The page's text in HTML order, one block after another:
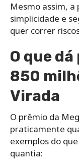
Mesmo assim, a
simplicidade e
quer correr
O que
850
Virada
O prêmio da
praticamente
exemplos do
quantia: